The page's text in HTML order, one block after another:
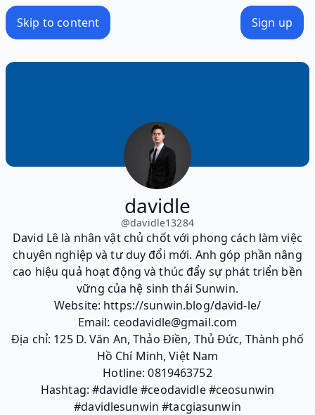
Skip to content Sign up
davidle
@davidle13284
David Lê là nhân vật chủ chốt với phong cách làm việc
chuyên nghiệp và tư duy đổi mới. Anh góp phần nâng
cao hiệu quả hoạt động và thúc đẩy sự phát triển bền
vững của hệ sinh thái Sunwin.
Website: https://sunwin.blog/david-le/
Email: ceodavidle@gmail.com
Địa chỉ: 125 D. Văn An, Thảo Điền, Thủ Đức, Thành phố
Hồ Chí Minh, Việt Nam
Hotline: 0819463752
Hashtag: #davidle #ceodavidle #ceosunwin
#davidlesunwin #tacgiasunwin